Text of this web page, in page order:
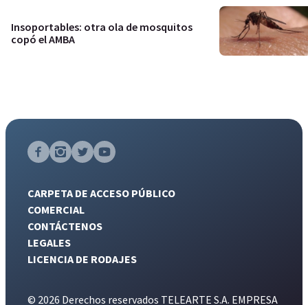
Insoportables: otra ola de mosquitos
copó el AMBA
CARPETA DE ACCESO PÚBLICO
COMERCIAL
CONTÁCTENOS
LEGALES
LICENCIA DE RODAJES
© 2026 Derechos reservados TELEARTE S.A. EMPRESA